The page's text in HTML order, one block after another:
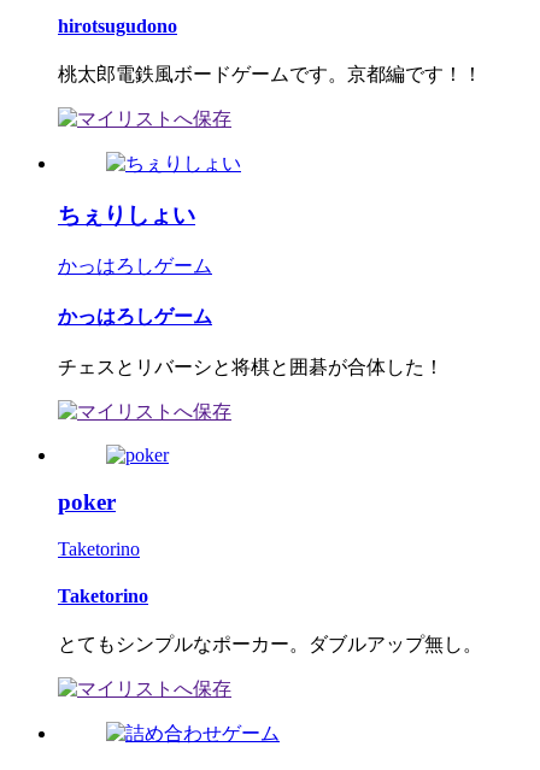
hirotsugudono
桃太郎電鉄風ボードゲームです。京都編です！！
ちぇりしょい
かっはろしゲーム
かっはろしゲーム
チェスとリバーシと将棋と囲碁が合体した！
poker
Taketorino
Taketorino
とてもシンプルなポーカー。ダブルアップ無し。